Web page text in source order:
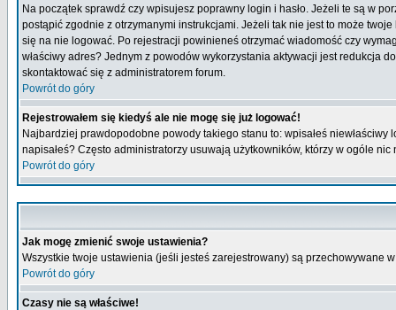
Na początek sprawdź czy wpisujesz poprawny login i hasło. Jeżeli te są w
postąpić zgodnie z otrzymanymi instrukcjami. Jeżeli tak nie jest to może
się na nie logować. Po rejestracji powinieneś otrzymać wiadomość czy
właściwy adres? Jednym z powodów wykorzystania aktywacji jest redukcja
skontaktować się z administratorem forum.
Powrót do góry
Rejestrowałem się kiedyś ale nie mogę się już logować!
Najbardziej prawdopodobne powody takiego stanu to: wpisałeś
napisałeś? Często administratorzy usuwają użytkowników, którzy w ogóle
Powrót do góry
Jak mogę zmienić swoje ustawienia?
Wszystkie twoje ustawienia (jeśli jesteś zarejestrowany) są przechowywane
Powrót do góry
Czasy nie są właściwe!